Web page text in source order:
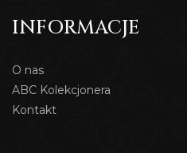
INFORMACJE
O nas
ABC Kolekcjonera
Kontakt